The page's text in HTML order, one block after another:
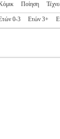
Ποίηση
0-3 Ετών 3+